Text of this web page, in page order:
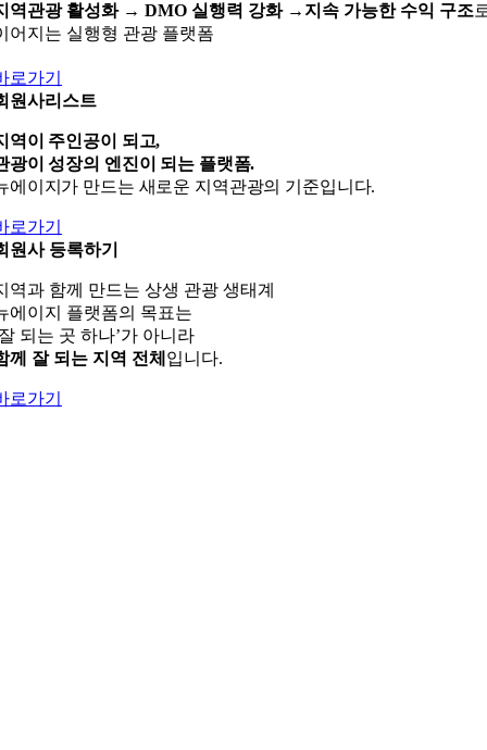
역관광 활성화 → DMO 실행력 강화 → 지속 가능한 수익 구조
어지는 실행형 관광 플랫폼
로가기
원사리스트
역이 주인공이 되고,
광이 성장의 엔진이 되는 플랫폼.
에이지가 만드는 새로운 지역관광의 기준입니다.
로가기
원사 등록하기
역과 함께 만드는 상생 관광 생태계
에이지 플랫폼의 목표는
되는 곳 하나’가 아니라
께 잘 되는 지역 전체 입니다.
로가기